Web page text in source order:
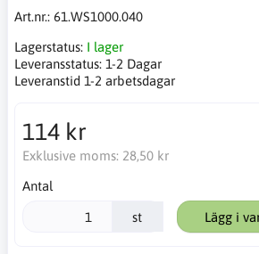
Art.nr.: 61.WS1000.040
Lagerstatus: I lager
Leveransstatus: 1-2 Dagar
Leveranstid 1-2 arbetsdagar
114 kr
Exklusive moms: 28,50 kr
Antal
st Lägg i